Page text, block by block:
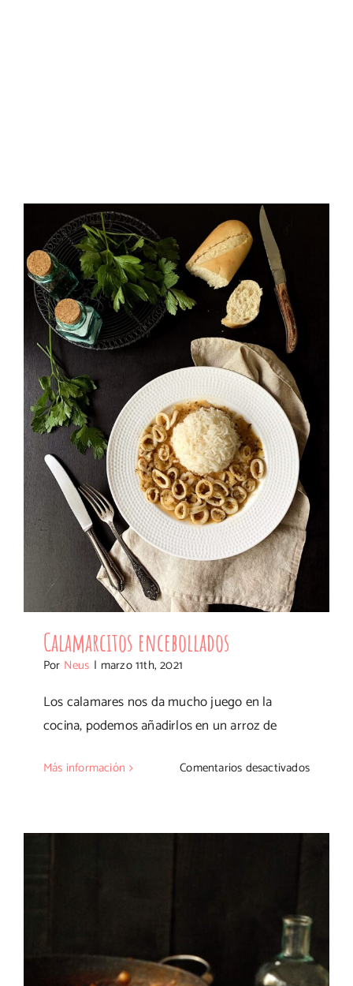
Calamarcitos encebollados
Calamarcitos encebollados
Por Neus | marzo 11th, 2021
Los calamares nos da mucho juego en la
cocina, podemos añadirlos en un arroz de
Más información Comentarios desactivadosen